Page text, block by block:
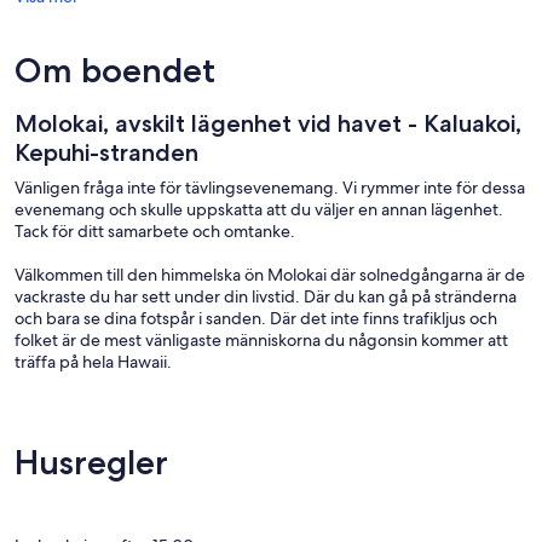
Om boendet
Molokai, avskilt lägenhet vid havet - Kaluakoi,
Kepuhi-stranden
Vänligen fråga inte för tävlingsevenemang. Vi rymmer inte för dessa
evenemang och skulle uppskatta att du väljer en annan lägenhet.
Tack för ditt samarbete och omtanke.
Välkommen till den himmelska ön Molokai där solnedgångarna är de
vackraste du har sett under din livstid. Där du kan gå på stränderna
och bara se dina fotspår i sanden. Där det inte finns trafikljus och
folket är de mest vänligaste människorna du någonsin kommer att
träffa på hela Hawaii.
alla dina matlagningsbehov. Vi har ett separat bufféområde för
lagring. Det finns en ugn med fyra brännare spis med separat
välskött och är mycket ren .... med en stark trappa till loftet.
Husregler